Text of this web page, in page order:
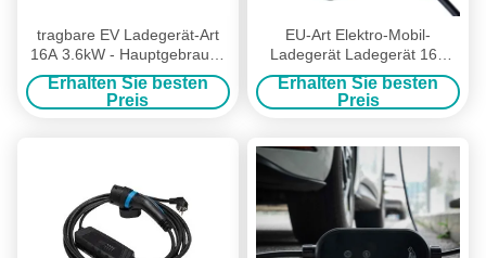
tragbare EV Ladegerät-Art
16A 3.6kW - Hauptgebrauch
2 mit vorbei gegenwärtigem
Schutz
Erhalten Sie besten
Preis
EU-Art Elektro-Mobil-
Ladegerät Ladegerät 16A
3.6kW tragbare EV
Erhalten Sie besten
Preis